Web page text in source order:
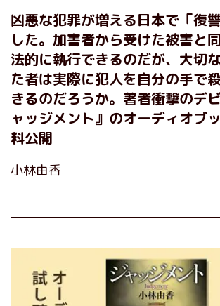
凶悪な犯罪が増える日本で「復
した。加害者から受けた被害と
法的に執行できるのだが、大切
た者は実際に犯人を自分の手で
きるのだろうか。著者衝撃のデ
ャッジメント』のオーディオブ
料公開
小林由香